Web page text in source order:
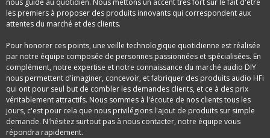
les premiers à proposer des produits innovants qui correspondent aux
attentes du marché et des clients.
Pour honorer ces points, une veille technologique quotidienne est réalisée
par notre équipe composée de personnes passionnées et spécialisées. En
complément, notre expertise et notre connaissance du marché audio DIY
nous permettent d'imaginer, concevoir, et fabriquer des produits audio HFi
qui ont pour seul but de combler les demandes clients, et ce à des prix
véritablement attractifs. Nous sommes à l'écoute de nos clients tous les
jours, c'est pour cela que nous privilégions l'ajout de produits sur simple
demande. N'hésitez surtout pas à nous contacter, notre équipe vous
répondra rapidement.